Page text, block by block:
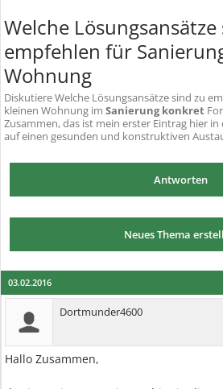
Welche Lösungsansätze
empfehlen für
Wohnung
DiskutiereWelche Lösungsansätze sind zu
kleinen Wohnung im Sanierung konkret
Zusammen, das ist mein erster Eintrag hier
auf einen gesunden und konstruktiven
Antworten
Neues Thema
03.02.2016
Dortmunder4600
Hallo Zusammen,